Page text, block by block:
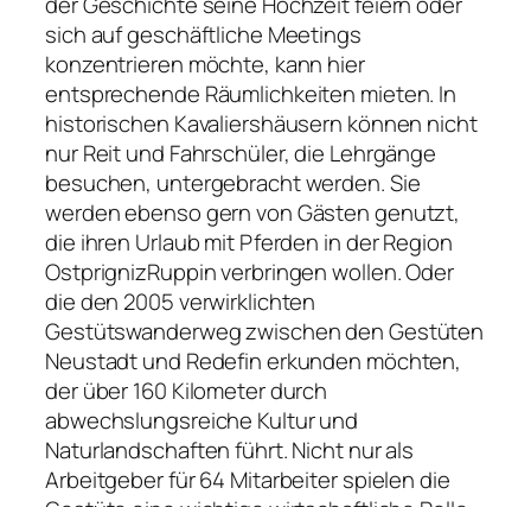
sich auf geschäftliche Meetings
konzentrieren möchte, kann hier
entsprechende Räumlichkeiten mieten. In
historischen Kavaliershäusern können nicht
nur Reit­ und Fahrschüler, die Lehrgänge
besuchen, untergebracht werden. Sie
werden ebenso gern von Gästen genutzt,
die ihren Urlaub mit Pferden in der Region
Ostprigniz­Ruppin verbringen wollen. Oder
die den 2005 verwirklichten
Gestütswanderweg zwischen den Gestüten
Neustadt und Redefin erkunden möchten,
der über 160 Kilometer durch
abwechslungsreiche Kultur­ und
Naturlandschaften führt. Nicht nur als
Arbeitgeber für 64 Mitarbeiter spielen die